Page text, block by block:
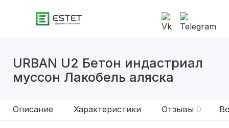
URBAN U2 Бетон индастриал
муссон Лакобель аляска
Описание Характеристики Отзывы 0